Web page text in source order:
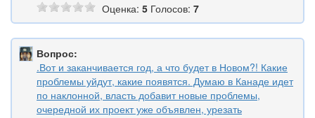
Оценка: 5 Голосов: 7
Вопрос:
.Вот и заканчивается год, а что будет в Новом?! Какие
проблемы уйдут, какие появятся. Думаю в Канаде идет
по наклонной, власть добавит новые проблемы,
очередной их проект уже объявлен, урезать